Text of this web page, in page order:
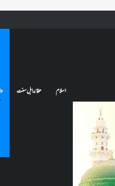
فنائے مسجد میں جا سکتا ہے؟
اسلام عقائد اہل سنت